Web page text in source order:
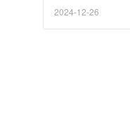
2024-12-26